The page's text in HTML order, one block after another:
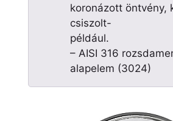
koronázott öntvény,
csiszolt-
például.
– AISI 316
alapelem (3024)